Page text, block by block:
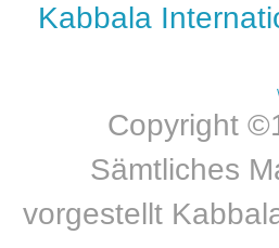
Kabbala
Copyright
Sämtliches
vorgestellt